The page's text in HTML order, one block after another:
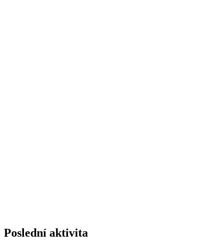
Poslední aktivita